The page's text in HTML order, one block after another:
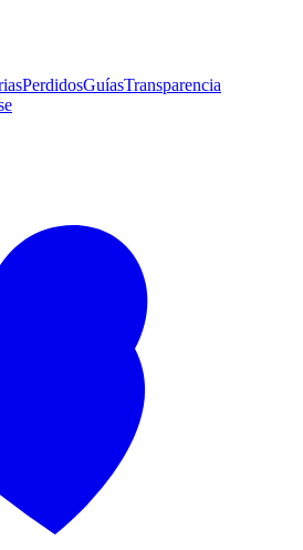
PerdidosGuíasTransparencia